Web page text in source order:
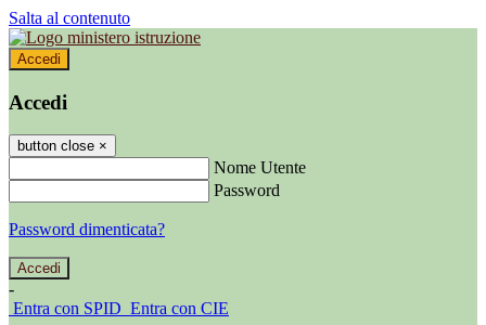
Salta al contenuto
Accedi
Accedi
button close ×
Nome Utente
Password
Password dimenticata?
-
Entra con SPID Entra con CIE